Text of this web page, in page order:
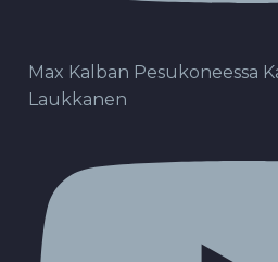
Max Kalban Pesukoneessa
Laukkanen